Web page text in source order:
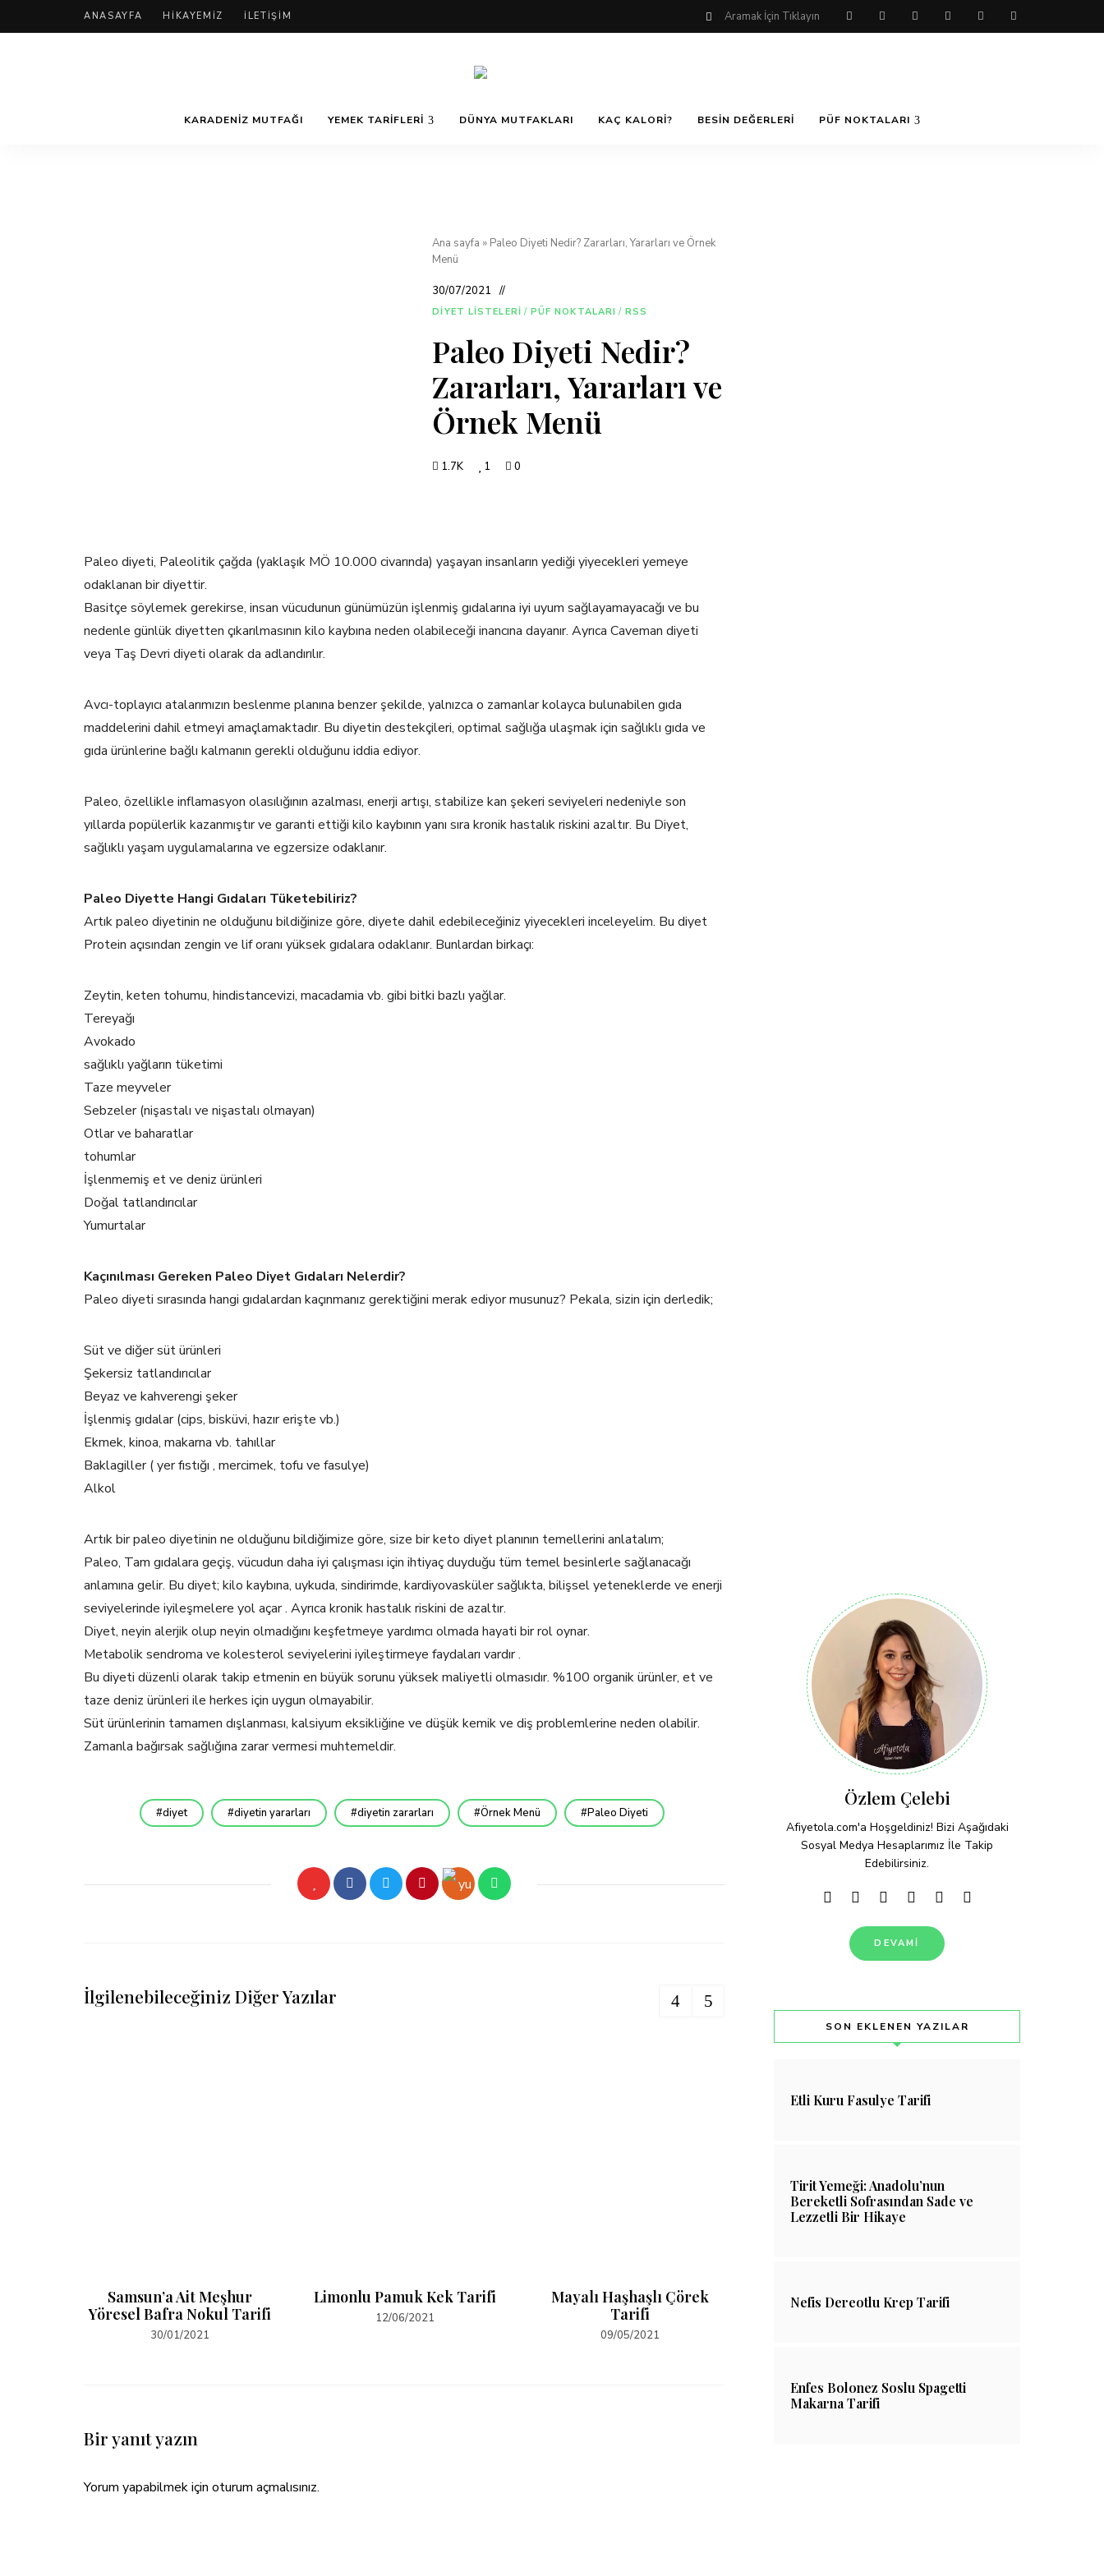
ANASAYFA HIKAYEMIZ İLETIŞIM
AfiyetOla
Kolay
Yemek
Tarifleri
ve
Lezzetli,
et
kurabiyeler
KARADENIZ MUTFAĞI YEMEK TARIFLERI DÜNYA MUTFAKLARI KAÇ KALORI? BESIN DEĞERLERI PÜF NOKTALARI
Ana sayfa » Paleo Diyeti Nedir? Zararları, Yararları ve Örnek
Menü
30/07/2021
DIYET LISTELERI / PÜF NOKTALARI / RSS
Paleo Diyeti Nedir?
Zararları, Yararları ve
Örnek Menü
1.7K 1 0
Paleo diyeti, Paleolitik çağda (yaklaşık MÖ 10.000 civarında) yaşayan insanların yediği yiyecekleri yemeye
odaklanan bir diyettir.
Basitçe söylemek gerekirse, insan vücudunun günümüzün işlenmiş gıdalarına iyi uyum sağlayamayacağı ve bu
nedenle günlük diyetten çıkarılmasının kilo kaybına neden olabileceği inancına dayanır. Ayrıca Caveman diyeti
veya Taş Devri diyeti olarak da adlandırılır.
Avcı-toplayıcı atalarımızın beslenme planına benzer şekilde, yalnızca o zamanlar kolayca bulunabilen gıda
maddelerini dahil etmeyi amaçlamaktadır. Bu diyetin destekçileri, optimal sağlığa ulaşmak için sağlıklı gıda ve
gıda ürünlerine bağlı kalmanın gerekli olduğunu iddia ediyor.
Paleo, özellikle inflamasyon olasılığının azalması, enerji artışı, stabilize kan şekeri seviyeleri nedeniyle son
yıllarda popülerlik kazanmıştır ve garanti ettiği kilo kaybının yanı sıra kronik hastalık riskini azaltır. Bu Diyet,
sağlıklı yaşam uygulamalarına ve egzersize odaklanır.
Paleo Diyette Hangi Gıdaları Tüketebiliriz?
Artık paleo diyetinin ne olduğunu bildiğinize göre, diyete dahil edebileceğiniz yiyecekleri inceleyelim. Bu diyet
Protein açısından zengin ve lif oranı yüksek gıdalara odaklanır. Bunlardan birkaçı:
Zeytin, keten tohumu, hindistancevizi, macadamia vb. gibi bitki bazlı yağlar.
Tereyağı
Avokado
sağlıklı yağların tüketimi
Taze meyveler
Sebzeler (nişastalı ve nişastalı olmayan)
Otlar ve baharatlar
tohumlar
İşlenmemiş et ve deniz ürünleri
Doğal tatlandırıcılar
Yumurtalar
Kaçınılması Gereken Paleo Diyet Gıdaları Nelerdir?
Paleo diyeti sırasında hangi gıdalardan kaçınmanız gerektiğini merak ediyor musunuz? Pekala, sizin için derledik;
Süt ve diğer süt ürünleri
Şekersiz tatlandırıcılar
Beyaz ve kahverengi şeker
İşlenmiş gıdalar (cips, bisküvi, hazır erişte vb.)
Ekmek, kinoa, makarna vb. tahıllar
Baklagiller ( yer fıstığı , mercimek, tofu ve fasulye)
Alkol
Artık bir paleo diyetinin ne olduğunu bildiğimize göre, size bir keto diyet planının temellerini anlatalım;
Paleo, Tam gıdalara geçiş, vücudun daha iyi çalışması için ihtiyaç duyduğu tüm temel besinlerle sağlanacağı
anlamına gelir. Bu diyet; kilo kaybına, uykuda, sindirimde, kardiyovasküler sağlıkta, bilişsel yeteneklerde ve enerji
seviyelerinde iyileşmelere yol açar . Ayrıca kronik hastalık riskini de azaltır.
Diyet, neyin alerjik olup neyin olmadığını keşfetmeye yardımcı olmada hayati bir rol oynar.
Metabolik sendroma ve kolesterol seviyelerini iyileştirmeye faydaları vardır .
Bu diyeti düzenli olarak takip etmenin en büyük sorunu yüksek maliyetli olmasıdır. %100 organik ürünler, et ve
taze deniz ürünleri ile herkes için uygun olmayabilir.
Süt ürünlerinin tamamen dışlanması, kalsiyum eksikliğine ve düşük kemik ve diş problemlerine neden olabilir.
Zamanla bağırsak sağlığına zarar vermesi muhtemeldir.
diyet diyetin yararları diyetin zararları Örnek Menü Paleo Diyeti
İlgilenebileceğiniz Diğer Yazılar
Samsun’a Ait Meşhur
Yöresel Bafra Nokul Tarifi
30/01/2021
Limonlu Pamuk Kek Tarifi
12/06/2021
Mayalı Haşhaşlı Çörek
Tarifi
09/05/2021
Kestane İçi Kaç Kalori?
Bir yanıt yazın
Yorum yapabilmek için oturum açmalısınız.
Özlem Çelebi
Afiyetola.com'a Hoşgeldiniz! Bizi Aşağıdaki
Sosyal Medya Hesaplarımız İle Takip
Edebilirsiniz.
DEVAMI
SON EKLENEN YAZILAR
Etli Kuru Fasulye Tarifi
Tirit Yemeği: Anadolu’nun
Bereketli Sofrasından Sade ve
Lezzetli Bir Hikaye
Nefis Dereotlu Krep Tarifi
Enfes Bolonez Soslu Spagetti
Makarna Tarifi